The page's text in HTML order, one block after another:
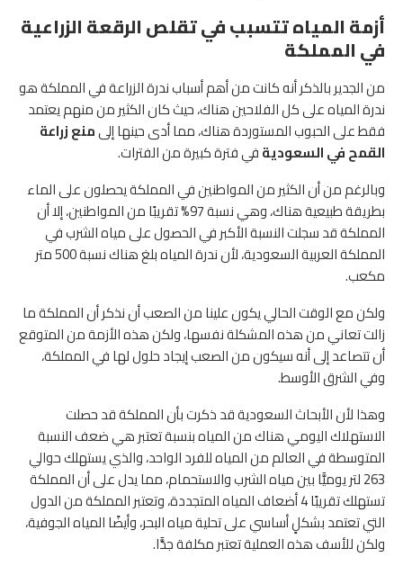
أزمة المياه تتسبب في تقلص الرقعة الزراعية
في المملكة
من الجدير بالذكر أنه كانت من أهم أسباب ندرة الزراعة في المملكة هو
ندرة المياه على كل الفلاحين هناك، حيث كان الكثير من منهم يعتمد
فقط على الحبوب المستوردة هناك، مما أدى حينها إلىمنع زراعة
القمح في السعوديةفي فترة كبيرة من الفترات.
وبالرغم من أن الكثير من المواطنين في المملكة يحصلون على الماء
بطريقة طبيعية هناك، وهي نسبة 97% تقريبًا من المواطنين، إلا أن
المملكة قد سجلت النسبة الأكبر في الحصول على مياه الشرب في
المملكة العربية السعودية، لأن ندرة المياه بلغ هناك نسبة 500 متر
مكعب.
ولكن مع الوقت الحالي يكون علينا من الصعب أن نذكر أن المملكة ما
زالت تعاني من هذه المشكلة نفسها، ولكن هذه الأزمة من المتوقع
أن تتصاعد إلى أنه سيكون من الصعب إيجاد حلول لها في المملكة،
وفي الشرق الأوسط.
وهذا لأن الأبحاث السعودية قد ذكرت بأن المملكة قد حصلت
الاستهلاك اليومي هناك من المياه بنسبة تعتبر هي ضعف النسبة
المتوسطة في العالم من المياه للفرد الواحد، والذي يستهلك حوالي
263 لتر يوميًّا بين مياه الشرب والاستحمام، مما يدل على أن المملكة
تستهلك تقريبًا 4 أضعاف المياه المتجددة، وتعتبر المملكة من الدول
التي تعتمد بشكلٍ أساسي على تحلية مياه البحر، وأيضًا المياه الجوفية،
ولكن للأسف هذه العملية تعتبر مكلفة جدًّا.